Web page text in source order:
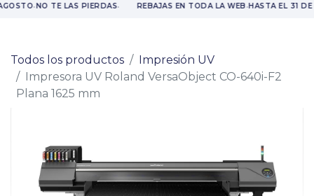
·NO TE LAS PIERDAS· REBAJAS EN TODA LA WEB·HASTA EL 31 DE
Todos los productos
Impresión UV
Impresora UV Roland VersaObject CO-640i-F2
Plana 1625 mm